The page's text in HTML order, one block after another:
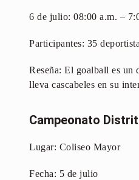
6 de julio: 08:00 a.m. –
Participantes: 35
Reseña: El goalball es un
lleva cascabeles en su
Campeonato
Lugar: Coliseo Mayor
Fecha: 5 de julio